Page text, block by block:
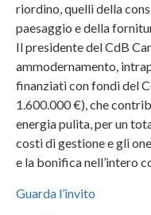
riordino, quelli della
paesaggio e della
Il presidente del CdB
ammodernamento,
finanziati con fondi del
1.600.000 €), che
energia pulita, per un
costi di gestione e gli
e la bonifica nell’intero
Guarda l’invito